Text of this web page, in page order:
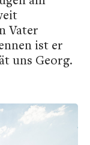
Vater
ist er
uns Georg.